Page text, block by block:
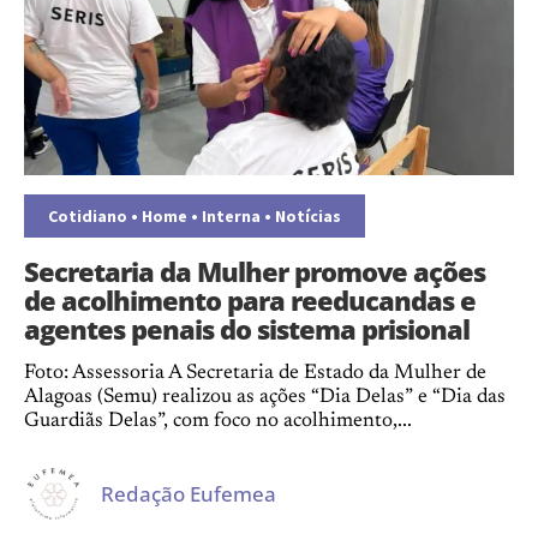
Cotidiano • Home • Interna • Notícias
Secretaria da Mulher promove ações
de acolhimento para reeducandas e
agentes penais do sistema prisional
Foto: Assessoria A Secretaria de Estado da Mulher de
Alagoas (Semu) realizou as ações “Dia Delas” e “Dia das
Guardiãs Delas”, com foco no acolhimento,...
Redação Eufemea